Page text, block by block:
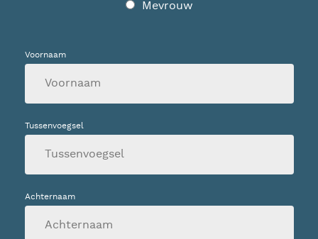
Mevrouw
Voornaam
Tussenvoegsel
Achternaam